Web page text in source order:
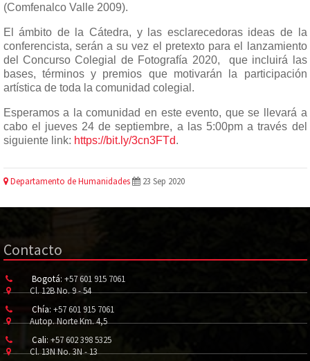
(Comfenalco Valle 2009).
El ámbito de la Cátedra, y las esclarecedoras ideas de la
conferencista, serán a su vez el pretexto para el lanzamiento
del Concurso Colegial de Fotografía 2020, que incluirá las
bases, términos y premios que motivarán la participación
artística de toda la comunidad colegial.
Esperamos a la comunidad en este evento, que se llevará a
cabo el jueves 24 de septiembre, a las 5:00pm a través del
siguiente link: https://bit.ly/3cn3FTd.
Departamento de Humanidades 23 Sep 2020
Contacto
Bogotá: +57 601 915 7061
Cl. 12B No. 9 - 54
Chía: +57 601 915 7061
Autop. Norte Km. 4,5
Cali: +57 602 398 5325
Cl. 13N No. 3N - 13